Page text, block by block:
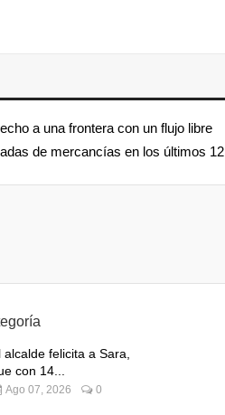
a una frontera con un flujo libre
de mercancías en los últimos 12
alcalde felicita a Sara,
con 14...
Ago 07, 2026 0